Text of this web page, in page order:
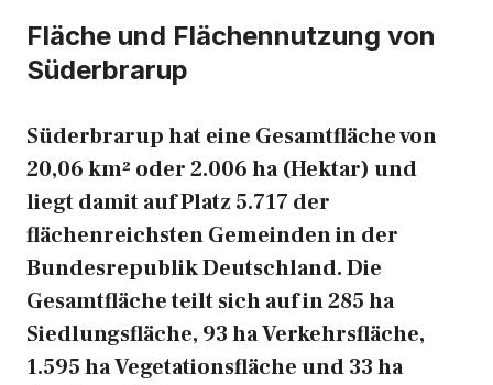
Fläche und Flächennutzung von
Süderbrarup
Süderbrarup hat eine Gesamtfläche von
20,06 km² oder 2.006 ha (Hektar) und
liegt damit auf Platz 5.717 der
flächenreichsten Gemeinden in der
Bundesrepublik Deutschland. Die
Gesamtfläche teilt sich auf in 285 ha
Siedlungsfläche, 93 ha Verkehrsfläche,
1.595 ha Vegetationsfläche und 33 ha